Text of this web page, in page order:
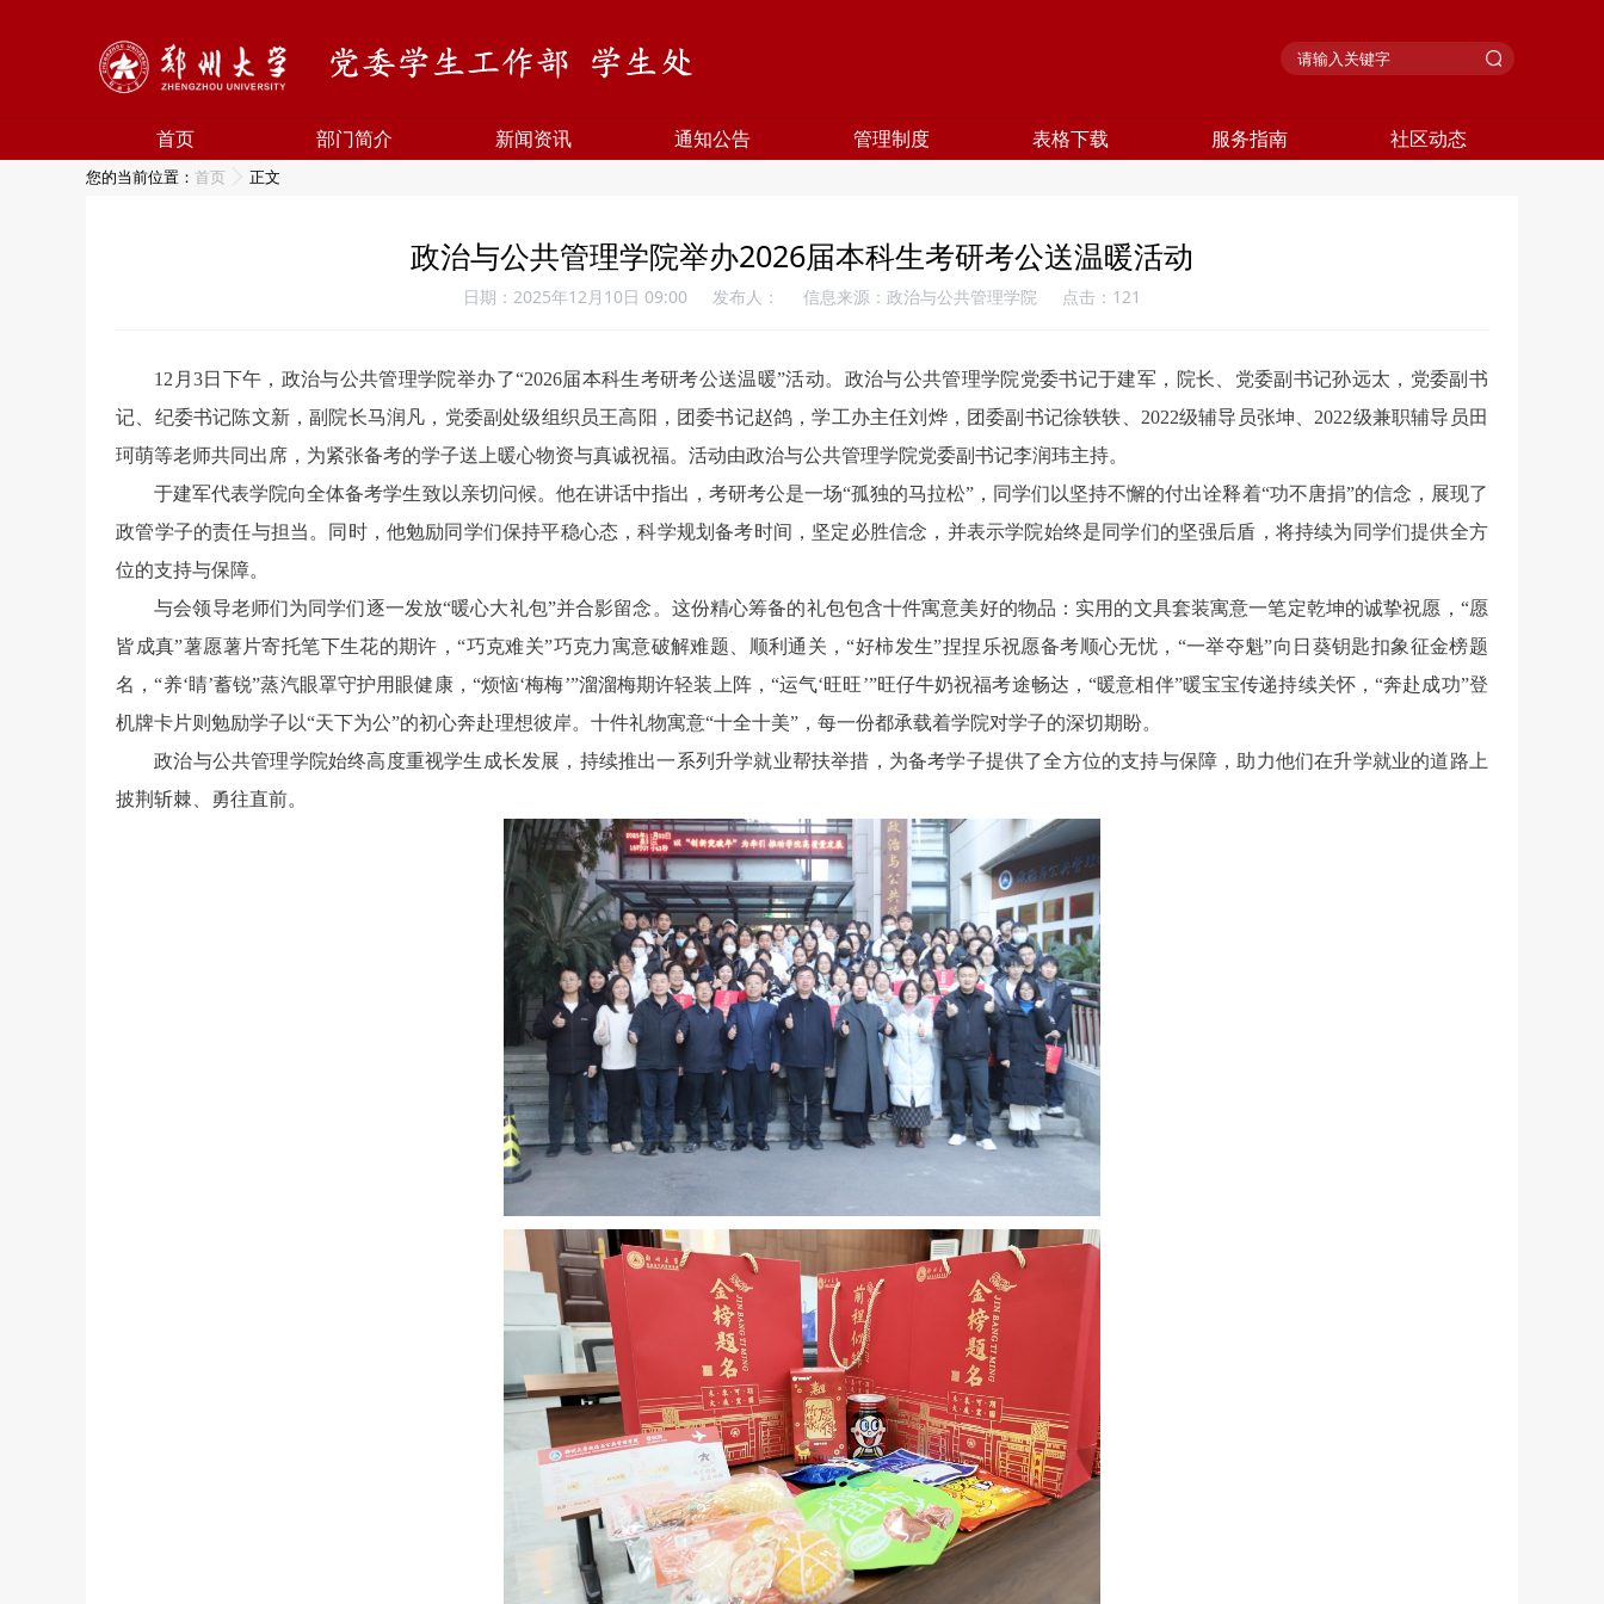
首页 部门简介 新闻资讯 通知公告 管理制度 表格下载 服务指南 社区动态
您的当前位置： 首页 正文
政治与公共管理学院举办2026届本科生考研考公送温暖活动
日期：2025年12月10日 09:00 发布人： 信息来源：政治与公共管理学院 点击： 121
12月3日下午，政治与公共管理学院举办了“2026届本科生考研考公送温暖”活动。政治与公共管理学院党委书记于建军，院长、党委副书记孙远太，党委副书
记、纪委书记陈文新，副院长马润凡，党委副处级组织员王高阳，团委书记赵鸽，学工办主任刘烨，团委副书记徐轶轶、2022级辅导员张坤、2022级兼职辅导员田
珂萌等老师共同出席，为紧张备考的学子送上暖心物资与真诚祝福。活动由政治与公共管理学院党委副书记李润玮主持。
于建军代表学院向全体备考学生致以亲切问候。他在讲话中指出，考研考公是一场“孤独的马拉松”，同学们以坚持不懈的付出诠释着“功不唐捐”的信念，展现了
政管学子的责任与担当。同时，他勉励同学们保持平稳心态，科学规划备考时间，坚定必胜信念，并表示学院始终是同学们的坚强后盾，将持续为同学们提供全方
位的支持与保障。
与会领导老师们为同学们逐一发放“暖心大礼包”并合影留念。这份精心筹备的礼包包含十件寓意美好的物品：实用的文具套装寓意一笔定乾坤的诚挚祝愿，“愿
皆成真”薯愿薯片寄托笔下生花的期许，“巧克难关”巧克力寓意破解难题、顺利通关，“好柿发生”捏捏乐祝愿备考顺心无忧，“一举夺魁”向日葵钥匙扣象征金榜题
名，“养‘睛’蓄锐”蒸汽眼罩守护用眼健康，“烦恼‘梅梅’”溜溜梅期许轻装上阵，“运气‘旺旺’”旺仔牛奶祝福考途畅达，“暖意相伴”暖宝宝传递持续关怀，“奔赴成功”登
机牌卡片则勉励学子以“天下为公”的初心奔赴理想彼岸。十件礼物寓意“十全十美”，每一份都承载着学院对学子的深切期盼。
政治与公共管理学院始终高度重视学生成长发展，持续推出一系列升学就业帮扶举措，为备考学子提供了全方位的支持与保障，助力他们在升学就业的道路上
披荆斩棘、勇往直前。